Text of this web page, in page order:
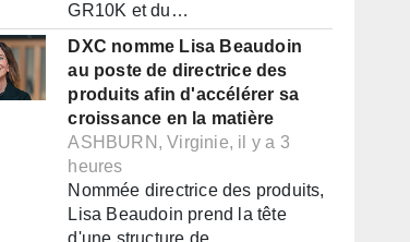
GR10K et du…
DXC nomme Lisa Beaudoin
au poste de directrice des
produits afin d'accélérer sa
croissance en la matière
ASHBURN, Virginie, il y a 3
heures
Nommée directrice des produits,
Lisa Beaudoin prend la tête
d'une structure de